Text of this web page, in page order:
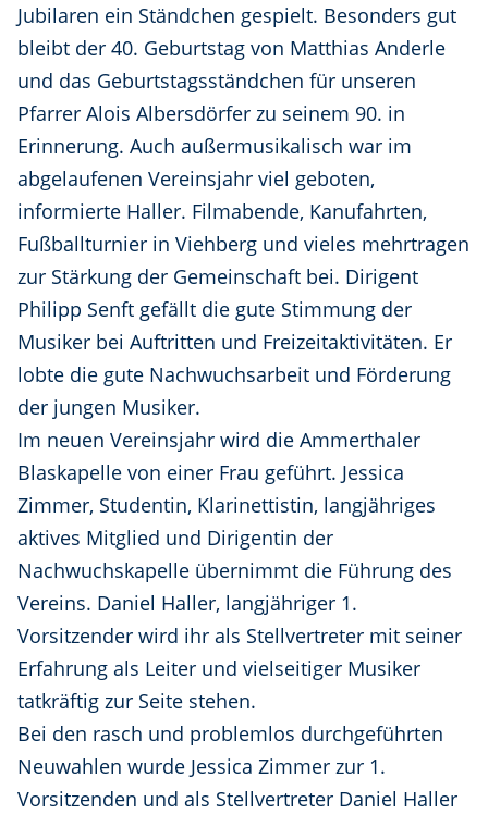
Jubilaren ein Ständchen gespielt. Besonders gut
bleibt der 40. Geburtstag von Matthias Anderle
und das Geburtstagsständchen für unseren
Pfarrer Alois Albersdörfer zu seinem 90. in
Erinnerung. Auch außermusikalisch war im
abgelaufenen Vereinsjahr viel geboten,
informierte Haller. Filmabende, Kanufahrten,
Fußballturnier in Viehberg und vieles mehrtragen
zur Stärkung der Gemeinschaft bei. Dirigent
Philipp Senft gefällt die gute Stimmung der
Musiker bei Auftritten und Freizeitaktivitäten. Er
lobte die gute Nachwuchsarbeit und Förderung
der jungen Musiker.
Im neuen Vereinsjahr wird die Ammerthaler
Blaskapelle von einer Frau geführt. Jessica
Zimmer, Studentin, Klarinettistin, langjähriges
aktives Mitglied und Dirigentin der
Nachwuchskapelle übernimmt die Führung des
Vereins. Daniel Haller, langjähriger 1.
Vorsitzender wird ihr als Stellvertreter mit seiner
Erfahrung als Leiter und vielseitiger Musiker
tatkräftig zur Seite stehen.
Bei den rasch und problemlos durchgeführten
Neuwahlen wurde Jessica Zimmer zur 1.
Vorsitzenden und als Stellvertreter Daniel Haller